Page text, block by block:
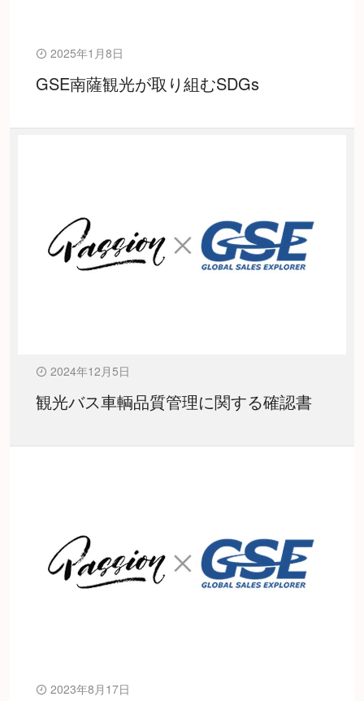
2025年1月8日
GSE南薩観光が取り組むSDGs
2024年12月5日
観光バス車輌品質管理に関する確認書
2023年8月17日